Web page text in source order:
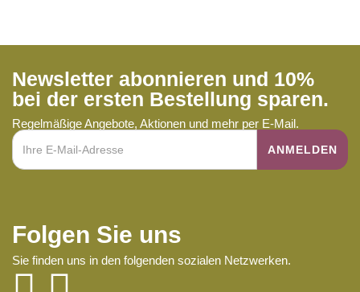
Newsletter abonnieren und 10%
bei der ersten Bestellung sparen.
Regelmäßige Angebote, Aktionen und mehr per E-Mail.
Folgen Sie uns
Sie finden uns in den folgenden sozialen Netzwerken.